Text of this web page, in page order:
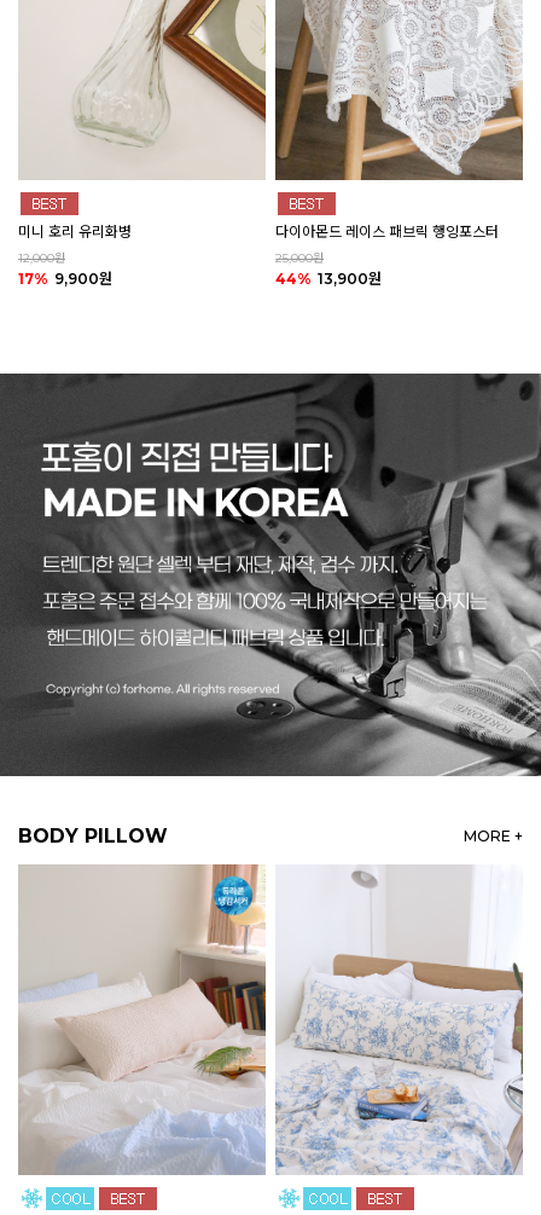
미니 호리 유리화병
12,000원
17% 9,900원
다이아몬드 레이스 패브릭 행잉포스터
25,000원
44% 13,900원
BODY PILLOW MORE +